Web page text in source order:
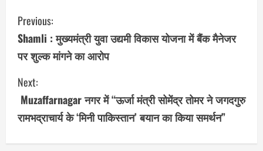
C
o
n
t
i
n
Previous:
Shamli : मुख्यमंत्री युवा उद्यमी विकास योजना में बैंक मैनेजर
पर शुल्क मांगने का आरोप
Next:
Muzaffarnagar नगर में “ऊर्जा मंत्री सोमेंद्र तोमर ने जगदगुरु
रामभद्राचार्य के ‘मिनी पाकिस्तान’ बयान का किया समर्थन”